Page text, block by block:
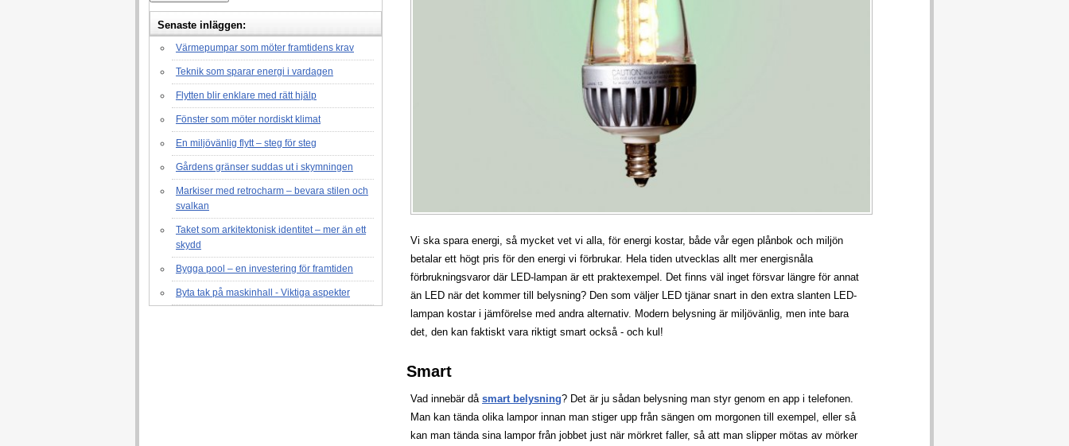
Senaste inläggen:
Värmepumpar som möter framtidens krav
Teknik som sparar energi i vardagen
Flytten blir enklare med rätt hjälp
Fönster som möter nordiskt klimat
En miljövänlig flytt – steg för steg
Gårdens gränser suddas ut i skymningen
Markiser med retrocharm – bevara stilen och
svalkan
Taket som arkitektonisk identitet – mer än ett
skydd
Bygga pool – en investering för framtiden
Byta tak på maskinhall - Viktiga aspekter
Vi ska spara energi, så mycket vet vi alla, för energi kostar, både vår egen plånbok och miljön
betalar ett högt pris för den energi vi förbrukar. Hela tiden utvecklas allt mer energisnåla
förbrukningsvaror där LED-lampan är ett praktexempel. Det finns väl inget försvar längre för annat
än LED när det kommer till belysning? Den som väljer LED tjänar snart in den extra slanten LED-
lampan kostar i jämförelse med andra alternativ. Modern belysning är miljövänlig, men inte bara
det, den kan faktiskt vara riktigt smart också - och kul!
Smart
Vad innebär då smart belysning? Det är ju sådan belysning man styr genom en app i telefonen.
Man kan tända olika lampor innan man stiger upp från sängen om morgonen till exempel, eller så
kan man tända sina lampor från jobbet just när mörkret faller, så att man slipper mötas av mörker